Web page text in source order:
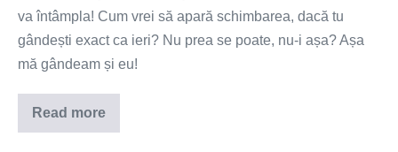
va întâmpla! Cum vrei să apară schimbarea, dacă tu
gândești exact ca ieri? Nu prea se poate, nu-i așa? Așa
mă gândeam și eu!
Read more
Vrei
schimbare?